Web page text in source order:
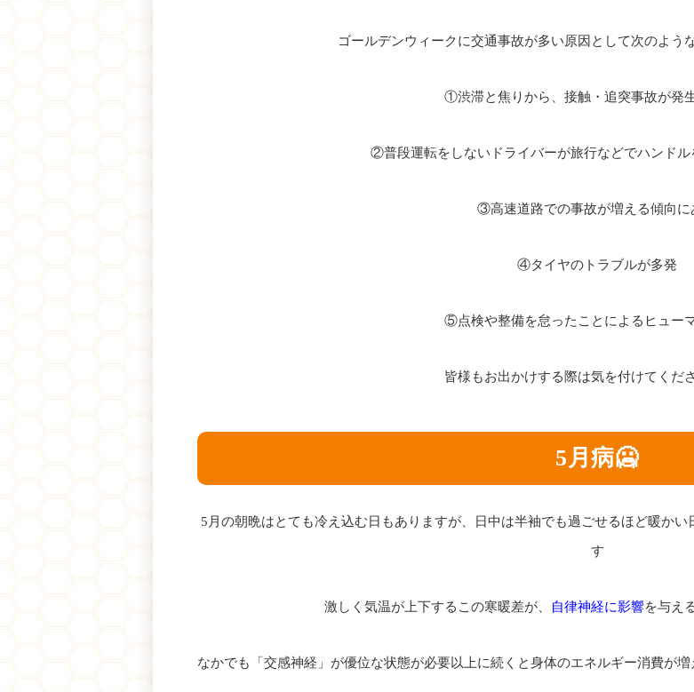
ゴールデンウィークに交通事故が多い原因として次のよう
①渋滞と焦りから、接触・追突事故が発
②普段運転をしないドライバーが旅行などでハンドル
③高速道路での事故が増える傾向に
④タイヤのトラブルが多発
⑤点検や整備を怠ったことによるヒュー
皆様もお出かけする際は気を付けてくだ
5月病🥶
5月の朝晩はとても冷え込む日もありますが、日中は半袖でも過ごせるほど暖か
す
激しく気温が上下するこの寒暖差が、 自律神経に影響を与え
なかでも「交感神経」が優位な状態が必要以上に続くと身体のエネルギー消費が